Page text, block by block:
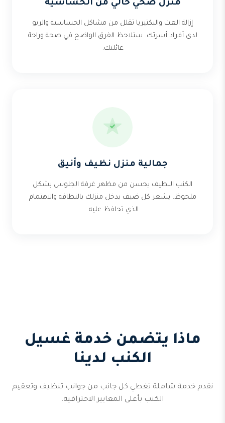
منزل صحي خالي من الحساسية
إزالة العث والبكتيريا تقلل من مشاكل الحساسية والربو
لدى أفراد أسرتك. ستلاحظ الفرق الواضح في صحة وراحة
عائلتك.
جمالية منزل نظيف وأنيق
الكنب النظيف يحسن من مظهر غرفة الجلوس بشكل
ملحوظ. يشعر كل ضيف يدخل منزلك بالنظافة والاهتمام
الذي تحافظ عليه.
ماذا يتضمن خدمة غسيل
الكنب لدينا
نقدم خدمة شاملة تغطي كل جانب من جوانب تنظيف وتعقيم
الكنب بأعلى المعايير الاحترافية.